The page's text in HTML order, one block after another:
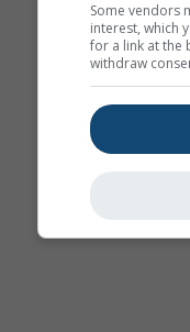
Some vendors
interest, which
for a link at the
withdraw